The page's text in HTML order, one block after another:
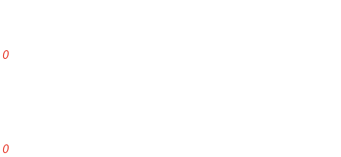
0
0